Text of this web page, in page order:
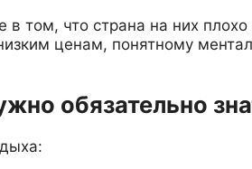
том, что страна на них плохо
ценам, понятному
обязательно